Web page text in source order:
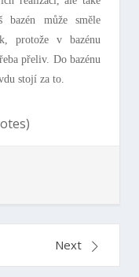
bazén může směle
protože v bazénu
přeliv. Do bazénu
stojí za to.
Next